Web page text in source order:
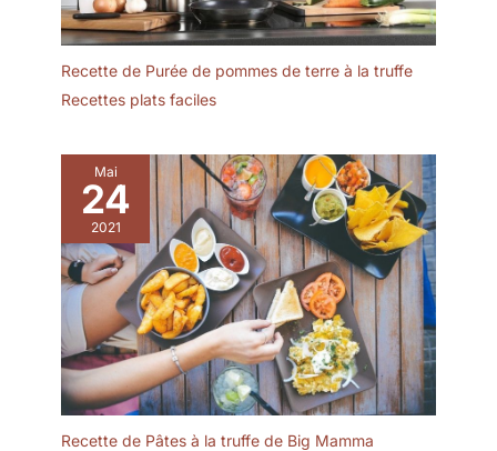
optimisé dans le
réfrigérateur ou le
congélateur tout en
Recette de Purée de pommes de terre à la truffe
Recettes plats faciles
Mai
24
2021
Recette de Pâtes à la truffe de Big Mamma